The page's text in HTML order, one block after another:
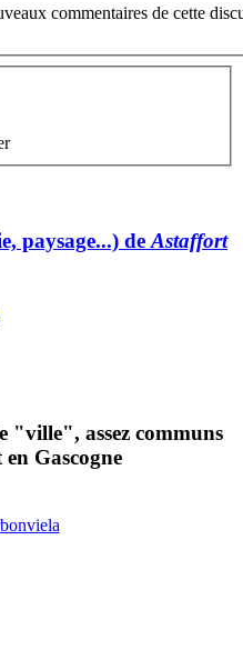
commentaires de cette
paysage...) de Astaffort
"ville", assez communs
Gascogne